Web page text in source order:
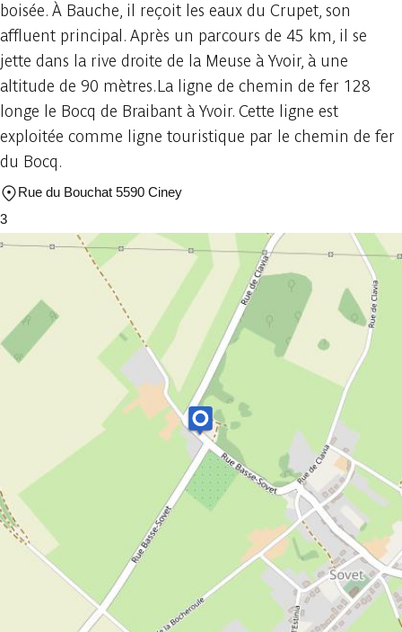
boisée. À Bauche, il reçoit les eaux du Crupet, son
affluent principal. Après un parcours de 45 km, il se
jette dans la rive droite de la Meuse à Yvoir, à une
altitude de 90 mètres.La ligne de chemin de fer 128
longe le Bocq de Braibant à Yvoir. Cette ligne est
exploitée comme ligne touristique par le chemin de fer
du Bocq.
Rue du Bouchat 5590 Ciney
3